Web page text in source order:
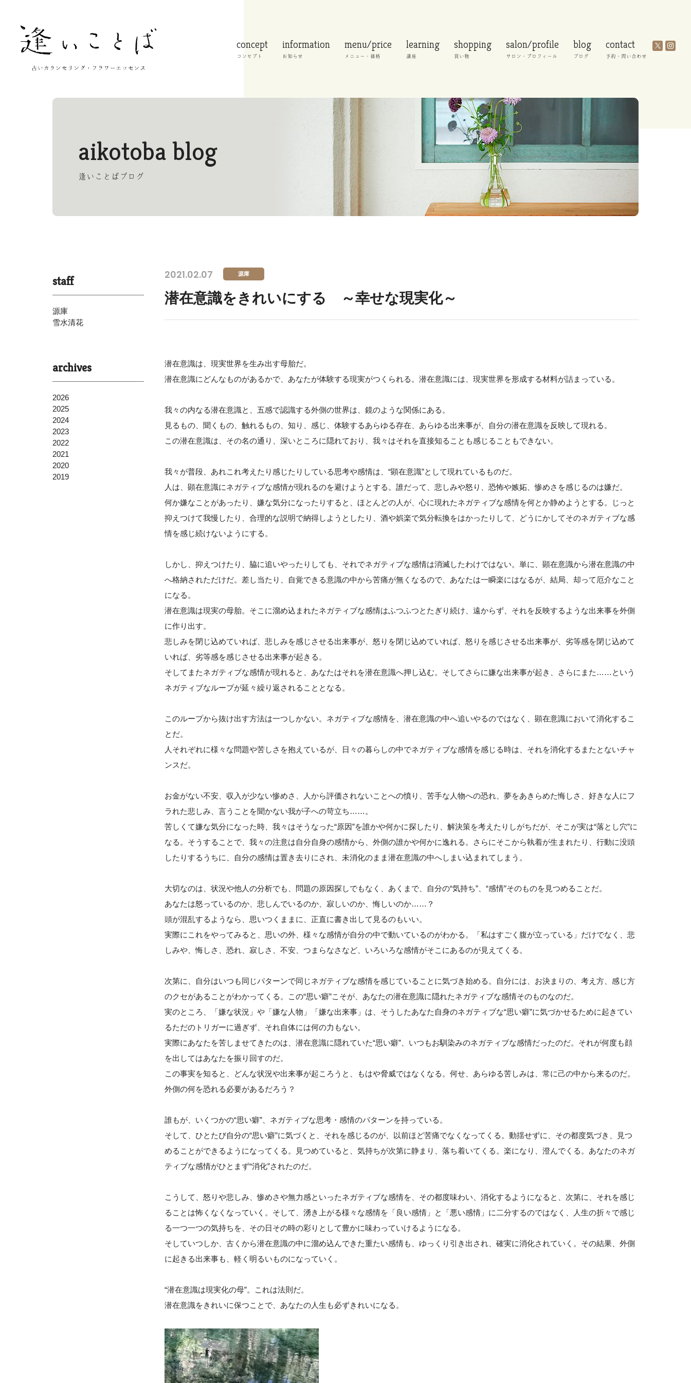
concept
コンセプト
information
お知らせ
menu/price
メニュー・価格
learning
講座
shopping
買い物
salon/profile
サロン・プロフィール
blog
ブログ
contact
予約・問い合わせ
aikotoba blog
逢いことばブログ
2021.02.07 源庫
潜在意識をきれいにする ～幸せな現実化～
潜在意識は、現実世界を生み出す母胎だ。
潜在意識にどんなものがあるかで、あなたが体験する現実がつくられる。潜在意識には、現実世界を形成する材料が詰まっている。
我々の内なる潜在意識と、五感で認識する外側の世界は、鏡のような関係にある。
見るもの、聞くもの、触れるもの、知り、感じ、体験するあらゆる存在、あらゆる出来事が、自分の潜在意識を反映して現れる。
この潜在意識は、その名の通り、深いところに隠れており、我々はそれを直接知ることも感じることもできない。
我々が普段、あれこれ考えたり感じたりしている思考や感情は、“顕在意識”として現れているものだ。
人は、顕在意識にネガティブな感情が現れるのを避けようとする。誰だって、悲しみや怒り、恐怖や嫉妬、惨めさを感じるのは嫌だ。
何か嫌なことがあったり、嫌な気分になったりすると、ほとんどの人が、心に現れたネガティブな感情を何とか静めようとする。じっと
抑えつけて我慢したり、合理的な説明で納得しようとしたり、酒や娯楽で気分転換をはかったりして、どうにかしてそのネガティブな感
情を感じ続けないようにする。
しかし、抑えつけたり、脇に追いやったりしても、それでネガティブな感情は消滅したわけではない。単に、顕在意識から潜在意識の中
へ格納されただけだ。差し当たり、自覚できる意識の中から苦痛が無くなるので、あなたは一瞬楽にはなるが、結局、却って厄介なこと
になる。
潜在意識は現実の母胎。そこに溜め込まれたネガティブな感情はふつふつとたぎり続け、遠からず、それを反映するような出来事を外側
に作り出す。
悲しみを閉じ込めていれば、悲しみを感じさせる出来事が、怒りを閉じ込めていれば、怒りを感じさせる出来事が、劣等感を閉じ込めて
いれば、劣等感を感じさせる出来事が起きる。
そしてまたネガティブな感情が現れると、あなたはそれを潜在意識へ押し込む。そしてさらに嫌な出来事が起き、さらにまた……という
ネガティブなループが延々繰り返されることとなる。
このループから抜け出す方法は一つしかない。ネガティブな感情を、潜在意識の中へ追いやるのではなく、顕在意識において消化するこ
とだ。
人それぞれに様々な問題や苦しさを抱えているが、日々の暮らしの中でネガティブな感情を感じる時は、それを消化するまたとないチャ
ンスだ。
お金がない不安、収入が少ない惨めさ、人から評価されないことへの憤り、苦手な人物への恐れ、夢をあきらめた悔しさ、好きな人にフ
ラれた悲しみ、言うことを聞かない我が子への苛立ち……。
苦しくて嫌な気分になった時、我々はそうなった“原因”を誰かや何かに探したり、解決策を考えたりしがちだが、そこが実は“落とし穴”に
なる。そうすることで、我々の注意は自分自身の感情から、外側の誰かや何かに逸れる。さらにそこから執着が生まれたり、行動に没頭
したりするうちに、自分の感情は置き去りにされ、未消化のまま潜在意識の中へしまい込まれてしまう。
大切なのは、状況や他人の分析でも、問題の原因探しでもなく、あくまで、自分の“気持ち”、“感情”そのものを見つめることだ。
あなたは怒っているのか、悲しんでいるのか、寂しいのか、悔しいのか……？
頭が混乱するようなら、思いつくままに、正直に書き出して見るのもいい。
実際にこれをやってみると、思いの外、様々な感情が自分の中で動いているのがわかる。「私はすごく腹が立っている」だけでなく、悲
しみや、悔しさ、恐れ、寂しさ、不安、つまらなさなど、いろいろな感情がそこにあるのが見えてくる。
次第に、自分はいつも同じパターンで同じネガティブな感情を感じていることに気づき始める。自分には、お決まりの、考え方、感じ方
のクセがあることがわかってくる。この“思い癖”こそが、あなたの潜在意識に隠れたネガティブな感情そのものなのだ。
実のところ、「嫌な状況」や「嫌な人物」「嫌な出来事」は、そうしたあなた自身のネガティブな“思い癖”に気づかせるために起きてい
るただのトリガーに過ぎず、それ自体には何の力もない。
実際にあなたを苦しませてきたのは、潜在意識に隠れていた“思い癖”、いつもお馴染みのネガティブな感情だったのだ。それが何度も顔
を出してはあなたを振り回すのだ。
この事実を知ると、どんな状況や出来事が起ころうと、もはや脅威ではなくなる。何せ、あらゆる苦しみは、常に己の中から来るのだ。
外側の何を恐れる必要があるだろう？
誰もが、いくつかの“思い癖”、ネガティブな思考・感情のパターンを持っている。
そして、ひとたび自分の“思い癖”に気づくと、それを感じるのが、以前ほど苦痛でなくなってくる。動揺せずに、その都度気づき、見つ
めることができるようになってくる。見つめていると、気持ちが次第に静まり、落ち着いてくる。楽になり、澄んでくる。あなたのネガ
ティブな感情がひとまず“消化”されたのだ。
こうして、怒りや悲しみ、惨めさや無力感といったネガティブな感情を、その都度味わい、消化するようになると、次第に、それを感じ
ることは怖くなくなっていく。そして、湧き上がる様々な感情を「良い感情」と「悪い感情」に二分するのではなく、人生の折々で感じ
る一つ一つの気持ちを、その日その時の彩りとして豊かに味わっていけるようになる。
そしていつしか、古くから潜在意識の中に溜め込んできた重たい感情も、ゆっくり引き出され、確実に消化されていく。その結果、外側
に起きる出来事も、軽く明るいものになっていく。
“潜在意識は現実化の母”。これは法則だ。
潜在意識をきれいに保つことで、あなたの人生も必ずきれいになる。
staff
源庫
雪水清花
archives
2026
2025
2024
2023
2022
2021
2020
2019